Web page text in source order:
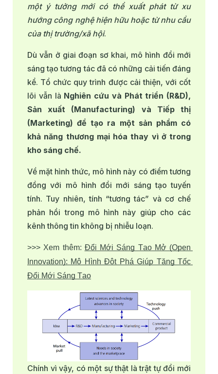
một ý tưởng mới có thể xuất phát từ xu
hướng công nghệ hiện hữu hoặc từ nhu cầu
của thị trường/xã hội.
Dù vẫn ở giai đoạn sơ khai, mô hình đổi mới
sáng tạo tương tác đã có những cải tiến đáng
kể. Tổ chức quy trình được cải thiện, với cốt
lõi vẫn là Nghiên cứu và Phát triển (R&D),
Sản xuất (Manufacturing) và Tiếp thị
(Marketing) để tạo ra một sản phẩm có
khả năng thương mại hóa thay vì ở trong
kho sáng chế.
Về mặt hình thức, mô hình này có điểm tương
đồng với mô hình đổi mới sáng tạo tuyến
tính. Tuy nhiên, tính “tương tác” và cơ chế
phản hồi trong mô hình này giúp cho các
kênh thông tin không bị nhiễu loạn.
>>> Xem thêm: Đổi Mới Sáng Tạo Mở (Open
Innovation): Mô Hình Đột Phá Giúp Tăng Tốc
Đổi Mới Sáng Tạo
Chính vì vậy, có một sự thật là trật tự đổi mới